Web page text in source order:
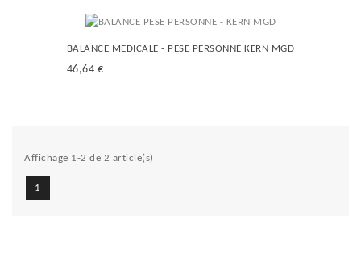
BALANCE MEDICALE - PESE PERSONNE KERN MGD
46,64 €
Affichage 1-2 de 2 article(s)
1